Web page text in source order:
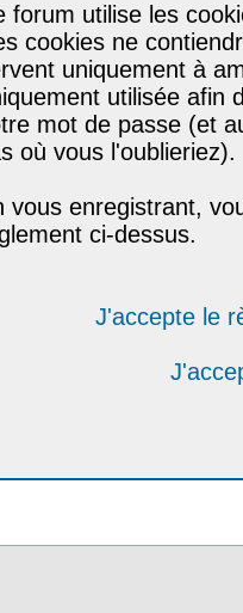
forum utilise les
cookies ne
uniquement à
utilisée afin
mot de passe (et
où vous l'oublieriez).
vous enregistrant,
ci-dessus.
J'accepte le